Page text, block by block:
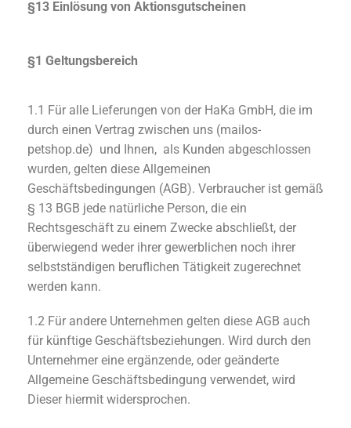
§13 Einlösung von Aktionsgutscheinen
§1 Geltungsbereich
1.1 Für alle Lieferungen von der HaKa GmbH, die im
durch einen Vertrag zwischen uns (mailos-
petshop.de) und Ihnen, als Kunden abgeschlossen
wurden, gelten diese Allgemeinen
Geschäftsbedingungen (AGB). Verbraucher ist gemäß
§ 13 BGB jede natürliche Person, die ein
Rechtsgeschäft zu einem Zwecke abschließt, der
überwiegend weder ihrer gewerblichen noch ihrer
selbstständigen beruflichen Tätigkeit zugerechnet
werden kann.
1.2 Für andere Unternehmen gelten diese AGB auch
für künftige Geschäftsbeziehungen. Wird durch den
Unternehmer eine ergänzende, oder geänderte
Allgemeine Geschäftsbedingung verwendet, wird
Dieser hiermit widersprochen.